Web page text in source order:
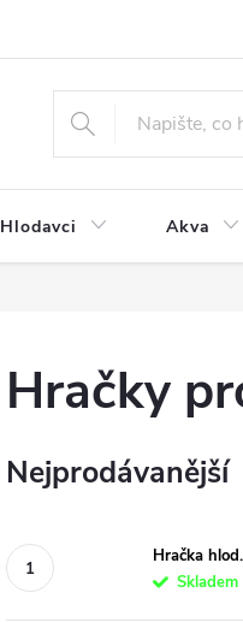
Hlodavci Akva
Hračky
Nejprodávanější
Hračka